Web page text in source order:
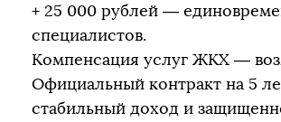
+ 25 000 рублей —
специалистов.
Компенсация услуг ЖКХ —
Официальный контракт на 5
стабильный доход и